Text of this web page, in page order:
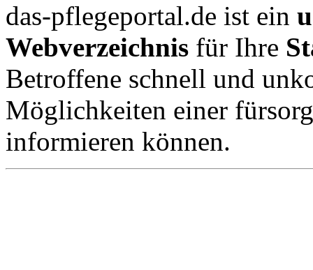
das-pflegeportal.de ist ein
Webverzeichnis für Ihre
Betroffene schnell und
Möglichkeiten einer
informieren können.